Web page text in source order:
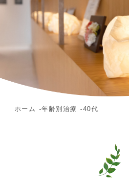
ホーム 年齢別治療 40代